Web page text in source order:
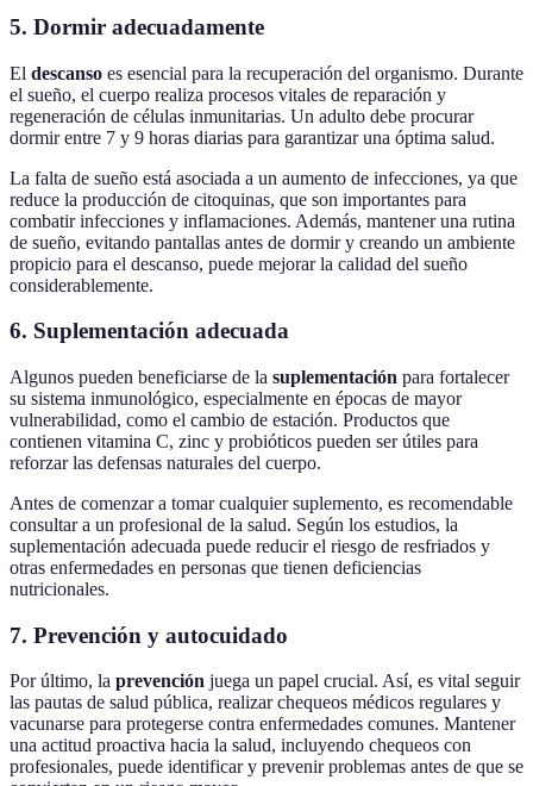
5. Dormir adecuadamente
El descanso es esencial para la recuperación del organismo. Durante
el sueño, el cuerpo realiza procesos vitales de reparación y
regeneración de células inmunitarias. Un adulto debe procurar
dormir entre 7 y 9 horas diarias para garantizar una óptima salud.
La falta de sueño está asociada a un aumento de infecciones, ya que
reduce la producción de citoquinas, que son importantes para
combatir infecciones y inflamaciones. Además, mantener una rutina
de sueño, evitando pantallas antes de dormir y creando un ambiente
propicio para el descanso, puede mejorar la calidad del sueño
considerablemente.
6. Suplementación adecuada
Algunos pueden beneficiarse de la suplementación para fortalecer
su sistema inmunológico, especialmente en épocas de mayor
vulnerabilidad, como el cambio de estación. Productos que
contienen vitamina C, zinc y probióticos pueden ser útiles para
reforzar las defensas naturales del cuerpo.
Antes de comenzar a tomar cualquier suplemento, es recomendable
consultar a un profesional de la salud. Según los estudios, la
suplementación adecuada puede reducir el riesgo de resfriados y
otras enfermedades en personas que tienen deficiencias
nutricionales.
7. Prevención y autocuidado
Por último, la prevención juega un papel crucial. Así, es vital seguir
las pautas de salud pública, realizar chequeos médicos regulares y
vacunarse para protegerse contra enfermedades comunes. Mantener
una actitud proactiva hacia la salud, incluyendo chequeos con
profesionales, puede identificar y prevenir problemas antes de que se